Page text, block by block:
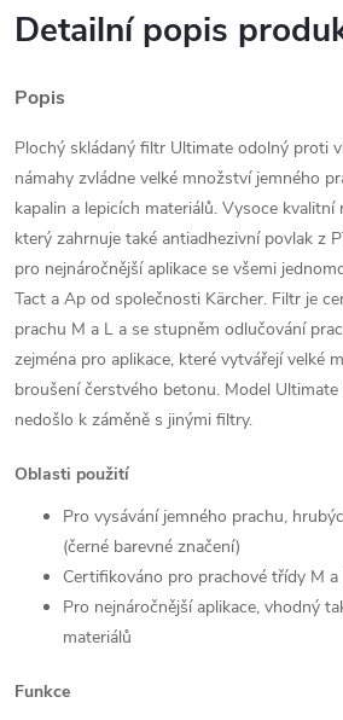
Detailní popis
Popis
Plochý skládaný filtr Ultimate odolný proti
námahy zvládne velké množství jemného
kapalin a lepicích materiálů. Vysoce kvalitní
který zahrnuje také antiadhezivní povlak z
pro nejnáročnější aplikace se všemi
Tact a Ap od společnosti Kärcher. Filtr je
prachu M a L a se stupněm odlučování
zejména pro aplikace, které vytvářejí velké
broušení čerstvého betonu. Model
nedošlo k záměně s jinými filtry.
Oblasti použití
Pro vysávání jemného prachu,
(černé barevné značení)
Certifikováno pro prachové třídy M a
Pro nejnáročnější aplikace, vhodný
materiálů
Funkce